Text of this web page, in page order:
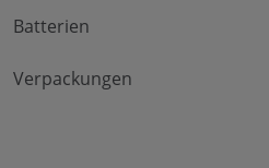
Batterien
Verpackungen